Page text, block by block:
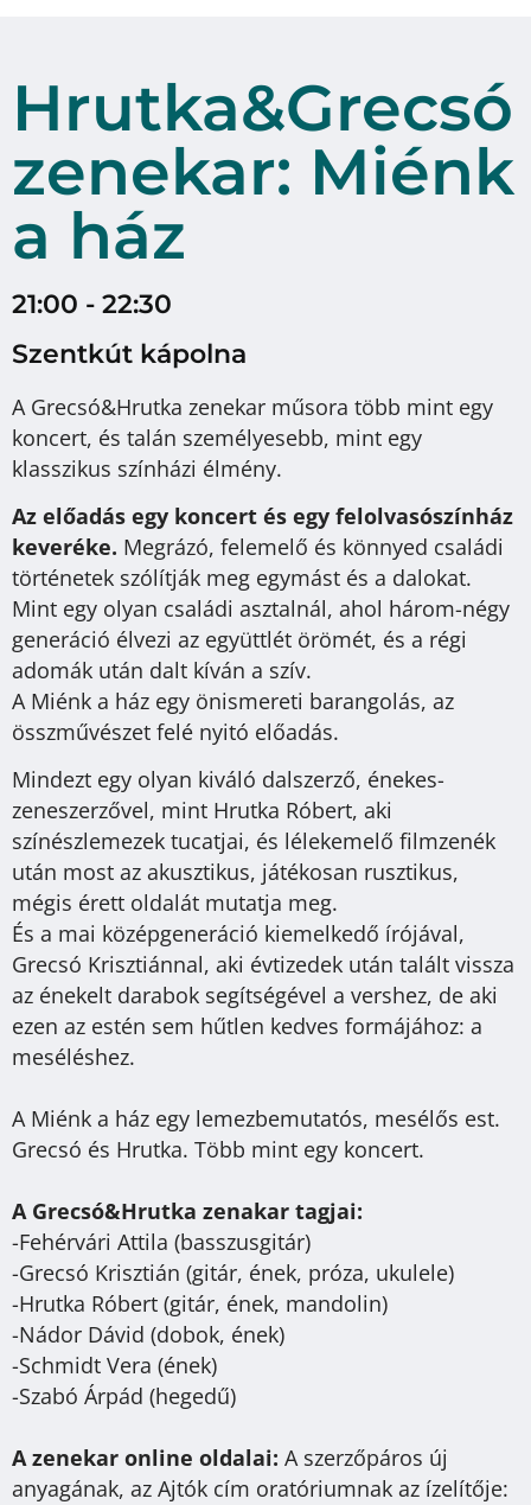
Hrutka&Grecsó
zenekar: Miénk
a ház
21:00 - 22:30
Szentkút kápolna
A Grecsó&Hrutka zenekar műsora több mint egy
koncert, és talán személyesebb, mint egy
klasszikus színházi élmény.
Az előadás egy koncert és egy felolvasószínház
keveréke. Megrázó, felemelő és könnyed családi
történetek szólítják meg egymást és a dalokat.
Mint egy olyan családi asztalnál, ahol három-négy
generáció élvezi az együttlét örömét, és a régi
adomák után dalt kíván a szív.
A Miénk a ház egy önismereti barangolás, az
összművészet felé nyitó előadás.
Mindezt egy olyan kiváló dalszerző, énekes-
zeneszerzővel, mint Hrutka Róbert, aki
színészlemezek tucatjai, és lélekemelő filmzenék
után most az akusztikus, játékosan rusztikus,
mégis érett oldalát mutatja meg.
És a mai középgeneráció kiemelkedő írójával,
Grecsó Krisztiánnal, aki évtizedek után talált vissza
az énekelt darabok segítségével a vershez, de aki
ezen az estén sem hűtlen kedves formájához: a
meséléshez.
A Miénk a ház egy lemezbemutatós, mesélős est.
Grecsó és Hrutka. Több mint egy koncert.
A Grecsó&Hrutka zenakar tagjai:
-Fehérvári Attila (basszusgitár)
-Grecsó Krisztián (gitár, ének, próza, ukulele)
-Hrutka Róbert (gitár, ének, mandolin)
-Nádor Dávid (dobok, ének)
-Schmidt Vera (ének)
-Szabó Árpád (hegedű)
A zenekar online oldalai: A szerzőpáros új
anyagának, az Ajtók cím oratóriumnak az ízelítője: